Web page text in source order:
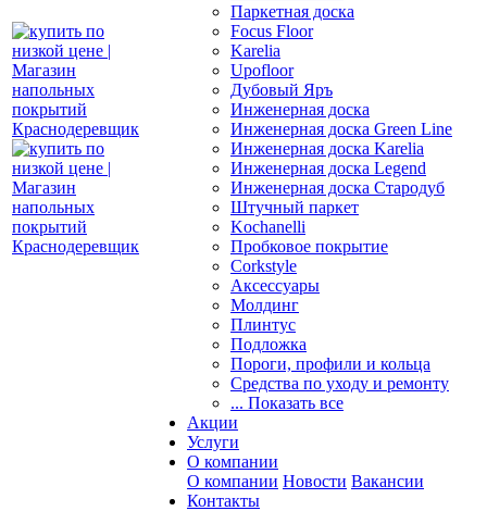
Паркетная доска
Focus Floor
Karelia
Upofloor
Дубовый Яръ
Инженерная доска
Инженерная доска Green Line
Инженерная доска Karelia
Инженерная доска Legend
Инженерная доска Стародуб
Штучный паркет
Kochanelli
Пробковое покрытие
Corkstyle
Аксессуары
Молдинг
Плинтус
Подложка
Пороги, профили и кольца
Средства по уходу и ремонту
... Показать все
Акции
Услуги
О компании
О компании Новости Вакансии
Контакты